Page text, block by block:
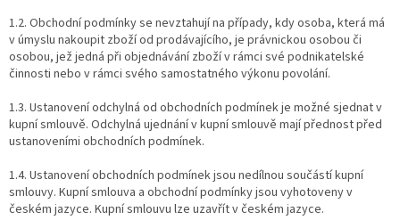
1.2. Obchodní podmínky se nevztahují na případy, kdy osoba, která má
v úmyslu nakoupit zboží od prodávajícího, je právnickou osobou či
osobou, jež jedná při objednávání zboží v rámci své podnikatelské
činnosti nebo v rámci svého samostatného výkonu povolání.
1.3. Ustanovení odchylná od obchodních podmínek je možné sjednat v
kupní smlouvě. Odchylná ujednání v kupní smlouvě mají přednost před
ustanoveními obchodních podmínek.
1.4. Ustanovení obchodních podmínek jsou nedílnou součástí kupní
smlouvy. Kupní smlouva a obchodní podmínky jsou vyhotoveny v
českém jazyce. Kupní smlouvu lze uzavřít v českém jazyce.